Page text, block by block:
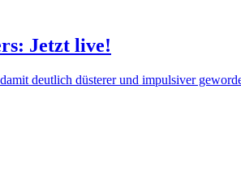
Jetzt live!
deutlich düsterer und impulsiver